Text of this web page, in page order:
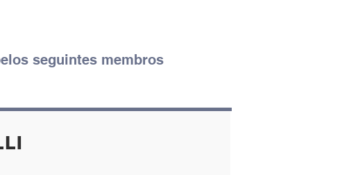
seguintes membros